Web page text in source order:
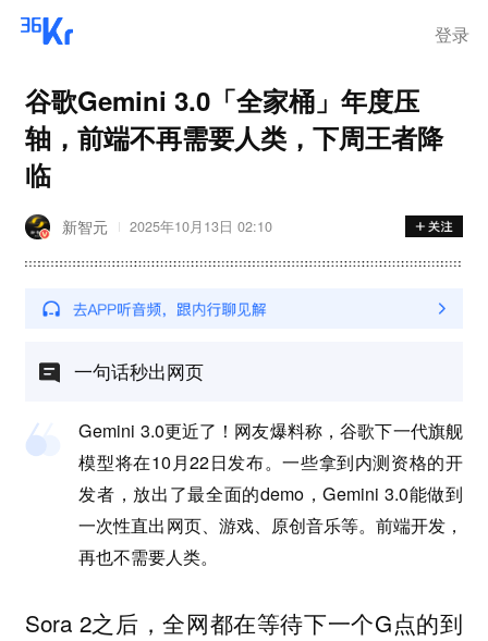
登录
谷歌Gemini 3.0「全家桶」年度压
轴，前端不再需要人类，下周王者降
临
新智元 2025年10月13日 02:10
一句话秒出网页
Gemini 3.0更近了！网友爆料称，谷歌下一代旗舰
模型将在10月22日发布。一些拿到内测资格的开
发者，放出了最全面的demo，Gemini 3.0能做到
一次性直出网页、游戏、原创音乐等。前端开发，
再也不需要人类。
Sora 2之后，全网都在等待下一个G点的到